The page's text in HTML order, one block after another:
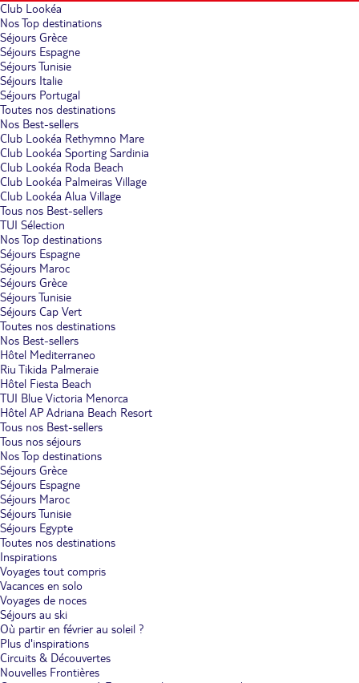
Club Lookéa
Nos Top destinations
Séjours Grèce
Séjours Espagne
Séjours Tunisie
Séjours Italie
Séjours Portugal
Toutes nos destinations
Nos Best-sellers
Club Lookéa Rethymno Mare
Club Lookéa Sporting Sardinia
Club Lookéa Roda Beach
Club Lookéa Palmeiras Village
Club Lookéa Alua Village
Tous nos Best-sellers
TUI Sélection
Nos Top destinations
Séjours Espagne
Séjours Maroc
Séjours Grèce
Séjours Tunisie
Séjours Cap Vert
Toutes nos destinations
Nos Best-sellers
Hôtel Mediterraneo
Riu Tikida Palmeraie
Hôtel Fiesta Beach
TUI Blue Victoria Menorca
Hôtel AP Adriana Beach Resort
Tous nos Best-sellers
Tous nos séjours
Nos Top destinations
Séjours Grèce
Séjours Espagne
Séjours Maroc
Séjours Tunisie
Séjours Egypte
Toutes nos destinations
Inspirations
Voyages tout compris
Vacances en solo
Voyages de noces
Séjours au ski
Où partir en février au soleil ?
Plus d'inspirations
Circuits & Découvertes
Nouvelles Frontières